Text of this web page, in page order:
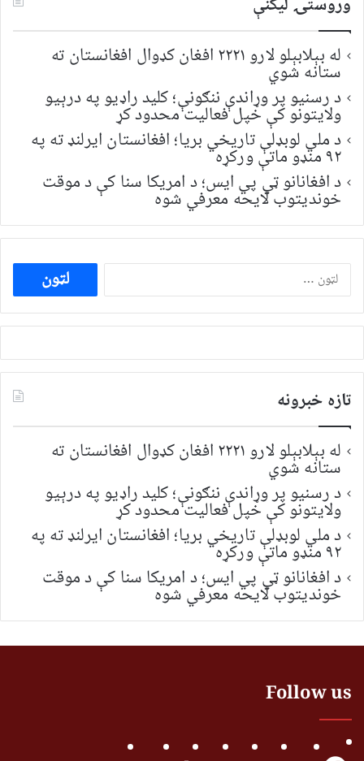
له بېلابېلو لارو ۲۲۲۱ افغان کډوال افغانستان ته
ستانه شوي
د رسنیو پر وړاندې ننګونې؛ کلید راډیو په درېیو
ولایتونو کې خپل فعالیت محدود کړ
د ملي لوبډلې تاریخي بریا؛ افغانستان ایرلنډ ته په
۹۲ منډو ماتې ورکړه
د افغانانو ټي پي ایس؛ د امریکا سنا کې د موقت
خونديتوب لایحه معرفي شوه
ددی
لپاره
لټون:
تازه خبرونه
له بېلابېلو لارو ۲۲۲۱ افغان کډوال افغانستان ته
ستانه شوي
د رسنیو پر وړاندې ننګونې؛ کلید راډیو په درېیو
ولایتونو کې خپل فعالیت محدود کړ
د ملي لوبډلې تاریخي بریا؛ افغانستان ایرلنډ ته په
۹۲ منډو ماتې ورکړه
د افغانانو ټي پي ایس؛ د امریکا سنا کې د موقت
خونديتوب لایحه معرفي شوه
Follow us